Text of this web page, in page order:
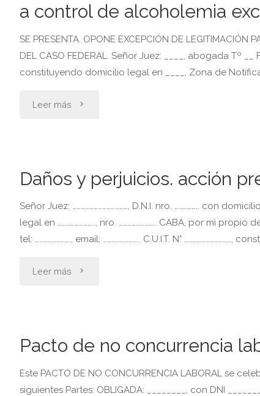
fondo
comercio"
a control de alcoholemia
SE PRESENTA. OPONE EXCEPCIÓN DE LEGITIMACIÓN
DEL CASO FEDERAL. Señor Juez: ____, abogada Tº
constituyendo domicilio legal en ____, Zona de
Leer más "Citada
contesta
por
negativa
a
control
Daños y perjuicios. acción
Señor Juez: …………………………………, D.N.I. nro. …………….. con
legal en …………………….., nro. …………………….. CABA, por mi propio
tel: ……………………., email: …………………….. C.U.I.T. N° ……………………………,
Leer más "Daños
acción
preventiva
Pacto de no concurrencia
Este PACTO DE NO CONCURRENCIA LABORAL se
siguientes Partes: OBLIGADA: ________, con DNI